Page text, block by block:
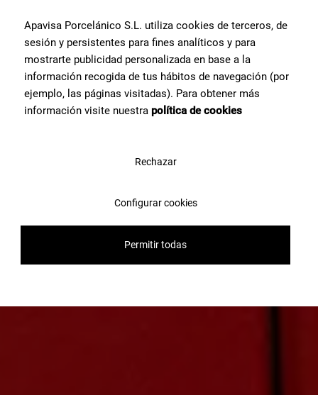
Apavisa Porcelánico S.L. utiliza cookies de terceros, de
sesión y persistentes para fines analíticos y para
mostrarte publicidad personalizada en base a la
información recogida de tus hábitos de navegación (por
ejemplo, las páginas visitadas). Para obtener más
información visite nuestra política de cookies
Rechazar
Configurar cookies
Permitir todas